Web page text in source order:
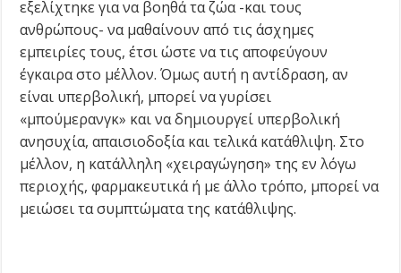
εξελίχτηκε για να βοηθά τα ζώα -και τους
ανθρώπους- να μαθαίνουν από τις άσχημες
εμπειρίες τους, έτσι ώστε να τις αποφεύγουν
έγκαιρα στο μέλλον. Όμως αυτή η αντίδραση, αν
είναι υπερβολική, μπορεί να γυρίσει
«μπούμερανγκ» και να δημιουργεί υπερβολική
ανησυχία, απαισιοδοξία και τελικά κατάθλιψη. Στο
μέλλον, η κατάλληλη «χειραγώγηση» της εν λόγω
περιοχής, φαρμακευτικά ή με άλλο τρόπο, μπορεί να
μειώσει τα συμπτώματα της κατάθλιψης.